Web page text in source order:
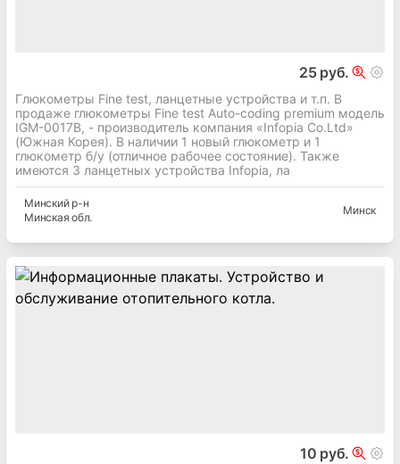
25 руб.
Глюкометры Fine test, ланцетные устройства и т.п. В
продаже глюкометры Fine test Auto-coding premium модель
IGM-0017B, - производитель компания «Infopia Co.Ltd»
(Южная Корея). В наличии 1 новый глюкометр и 1
глюкометр б/у (отличное рабочее состояние). Также
имеются 3 ланцетных устройства Infopia, ла
Минскийр-н
Минская обл.
Минск
10 руб.